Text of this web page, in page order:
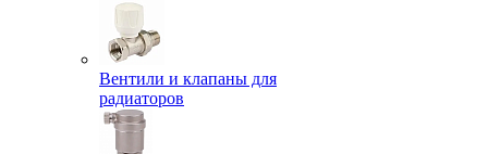
Вентили и клапаны для
радиаторов